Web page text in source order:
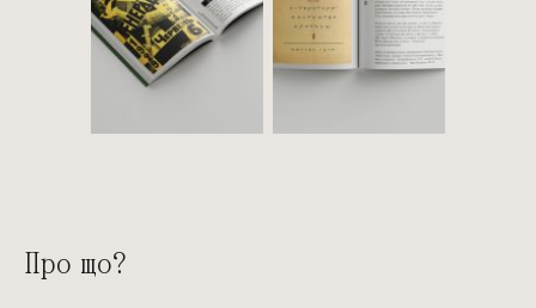
Про що?